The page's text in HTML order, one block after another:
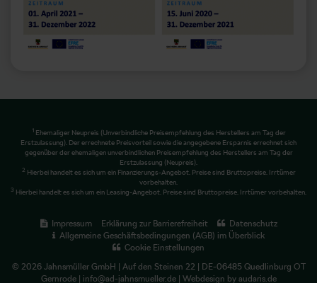
1 Ehemaliger Neupreis (Unverbindliche Preisempfehlung des Herstellers am Tag der
Erstzulassung). Der errechnete Preisvorteil sowie die angegebene Ersparnis errechnet sich
gegenüber der ehemaligen unverbindlichen Preisempfehlung des Herstellers am Tag der
Erstzulassung (Neupreis).
2 Hierbei handelt es sich um ein Finanzierungs-Angebot. Preise sind Bruttopreise. Irrtümer
vorbehalten.
3 Hierbei handelt es sich um ein Leasing-Angebot. Preise sind Bruttopreise. Irrtümer vorbehalten.
Impressum Erklärung zur Barrierefreiheit
Datenschutz
Allgemeine Geschäftsbedingungen (AGB) im Überblick
Cookie Einstellungen
© 2026 Jahnsmüller GmbH | Auf den Steinen 22 | DE-06485 Quedlinburg OT
Gernrode | info@ad-jahnsmueller.de | Webdesign by audaris.de